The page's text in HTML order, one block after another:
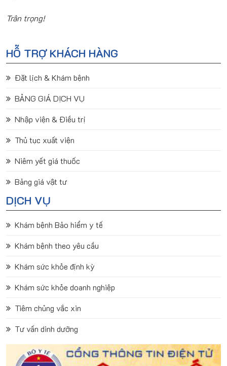
Trân trọng!
HỖ TRỢ KHÁCH HÀNG
Đặt lịch & Khám bệnh
BẢNG GIÁ DỊCH VỤ
Nhập viện & Điều trị
Thủ tục xuất viện
Niêm yết giá thuốc
Bảng giá vật tư
DỊCH VỤ
Khám bệnh Bảo hiểm y tế
Khám bệnh theo yêu cầu
Khám sức khỏe định kỳ
Khám sức khỏe doanh nghiệp
Tiêm chủng vắc xin
Tư vấn dinh dưỡng